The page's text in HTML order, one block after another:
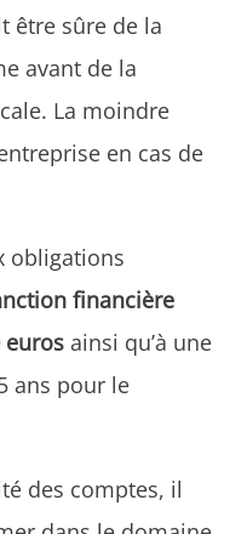
être sûre de la
avant de la
La moindre
en cas de
obligations
financière
euros ainsi qu’à une
ans pour le
des comptes, il